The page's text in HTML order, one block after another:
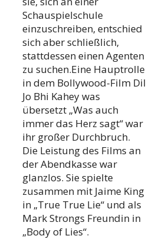
Schauspielschule
einzuschreiben, entschied
sich aber schließlich,
stattdessen einen Agenten
zu suchen.Eine Hauptrolle
in dem Bollywood-Film Dil
Jo Bhi Kahey was
übersetzt „Was auch
immer das Herz sagt“ war
ihr großer Durchbruch.
Die Leistung des Films an
der Abendkasse war
glanzlos. Sie spielte
zusammen mit Jaime King
in „True True Lie“ und als
Mark Strongs Freundin in
„Body of Lies“.